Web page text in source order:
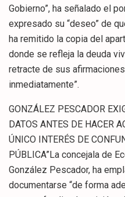
Gobierno”, ha señalado el
expresado su “deseo” de
ha remitido la copia del
donde se refleja la deuda
retracte de sus
inmediatamente”.
GONZÁLEZ PESCADOR
DATOS ANTES DE HACER
ÚNICO INTERÉS DE
PÚBLICA”La concejala de
González Pescador, ha
documentarse “de forma